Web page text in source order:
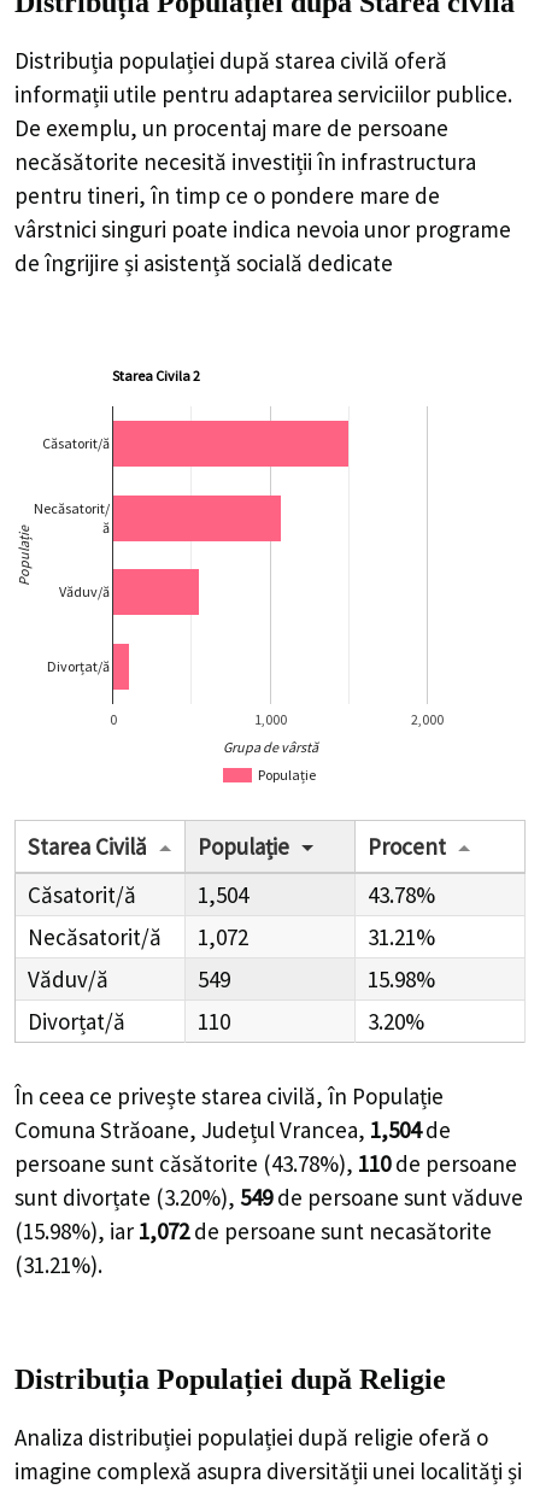
Distribuția populației după starea civilă oferă
informații utile pentru adaptarea serviciilor publice.
De exemplu, un procentaj mare de persoane
necăsătorite necesită investiții în infrastructura
pentru tineri, în timp ce o pondere mare de
vârstnici singuri poate indica nevoia unor programe
de îngrijire și asistență socială dedicate
Starea Civila 2
Populație
0 1,000 2,000
Căsatorit/ă
Necăsatorit/
ă
Văduv/ă
Divorțat/ă
Grupa de vârstă
Populație
Starea Civilă Populație
Procent
Căsatorit/ă
1,504
43.78%
Necăsatorit/ă
1,072
31.21%
Văduv/ă
549
15.98%
Divorțat/ă
110 3.20%
În ceea ce privește starea civilă, în Populație
Comuna Străoane, Județul Vrancea, 1,504 de
persoane sunt căsătorite (43.78%), 110 de persoane
sunt divorțate (3.20%), 549 de persoane sunt văduve
(15.98%), iar 1,072 de persoane sunt necasătorite
(31.21%).
Distribuția Populației după Religie
Analiza distribuției populației după religie oferă o
imagine complexă asupra diversității unei localități și